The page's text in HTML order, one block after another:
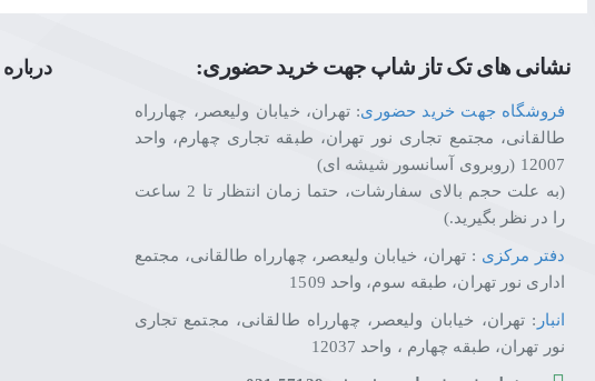
نشانی های تک تاز شاپ جهت خرید حضوری:
فروشگاه جهت خرید حضوری: تهران، خیابان ولیعصر، چهارراه
طالقانی، مجتمع تجاری نور تهران، طبقه تجاری چهارم، واحد
12007 (روبروی آسانسور شیشه ای)
(به علت حجم بالای سفارشات، حتما زمان انتظار تا 2 ساعت
را در نظر بگیرید.)
دفتر مرکزی : تهران، خیابان ولیعصر، چهارراه طالقانی، مجتمع
اداری نور تهران، طبقه سوم، واحد 1509
انبار : تهران، خیابان ولیعصر، چهارراه طالقانی، مجتمع تجاری
نور تهران، طبقه چهارم ، واحد 12037